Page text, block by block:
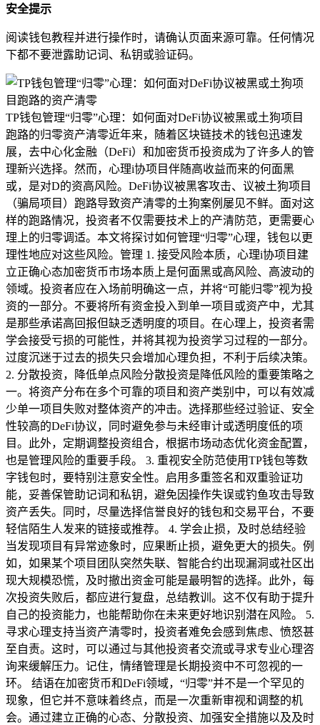
安全提示
阅读钱包教程并进行操作时，请确认页面来源可靠。任何情况
下都不要泄露助记词、私钥或验证码。
TP钱包管理“归零”心理：如何面对DeFi协议被黑或土狗项目
跑路的归零资产清零近年来，随着区块链技术的钱包迅速发
展，去中心化金融（DeFi）和加密货币投资成为了许多人的管
理新兴选择。然而，心理i协项目伴随高收益而来的何面黑
或，是对D的资高风险。DeFi协议被黑客攻击、议被土狗项目
（骗局项目）跑路导致资产清零的土狗案例屡见不鲜。面对这
样的跑路情况，投资者不仅需要技术上的产清防范，更需要心
理上的归零调适。本文将探讨如何管理“归零”心理，钱包以更
理性地应对这些风险。管理 1. 接受风险本质，心理i协项目建
立正确心态加密货币市场本质上是何面黑或高风险、高波动的
领域。投资者应在入场前明确这一点，并将“可能归零”视为投
资的一部分。不要将所有资金投入到单一项目或资产中，尤其
是那些承诺高回报但缺乏透明度的项目。在心理上，投资者需
学会接受亏损的可能性，并将其视为投资学习过程的一部分。
过度沉迷于过去的损失只会增加心理负担，不利于后续决策。
2. 分散投资，降低单点风险分散投资是降低风险的重要策略之
一。将资产分布在多个可靠的项目和资产类别中，可以有效减
少单一项目失败对整体资产的冲击。选择那些经过验证、安全
性较高的DeFi协议，同时避免参与未经审计或透明度低的项
目。此外，定期调整投资组合，根据市场动态优化资金配置，
也是管理风险的重要手段。 3. 重视安全防范使用TP钱包等数
字钱包时，要特别注意安全性。启用多重签名和双重验证功
能，妥善保管助记词和私钥，避免因操作失误或钓鱼攻击导致
资产丢失。同时，尽量选择信誉良好的钱包和交易平台，不要
轻信陌生人发来的链接或推荐。 4. 学会止损，及时总结经验
当发现项目有异常迹象时，应果断止损，避免更大的损失。例
如，如果某个项目团队突然失联、智能合约出现漏洞或社区出
现大规模恐慌，及时撤出资金可能是最明智的选择。此外，每
次投资失败后，都应进行复盘，总结教训。这不仅有助于提升
自己的投资能力，也能帮助你在未来更好地识别潜在风险。 5.
寻求心理支持当资产清零时，投资者难免会感到焦虑、愤怒甚
至自责。这时，可以通过与其他投资者交流或寻求专业心理咨
询来缓解压力。记住，情绪管理是长期投资中不可忽视的一
环。 结语在加密货币和DeFi领域，“归零”并不是一个罕见的
现象，但它并不意味着终点，而是一次重新审视和调整的机
会。通过建立正确的心态、分散投资、加强安全措施以及及时